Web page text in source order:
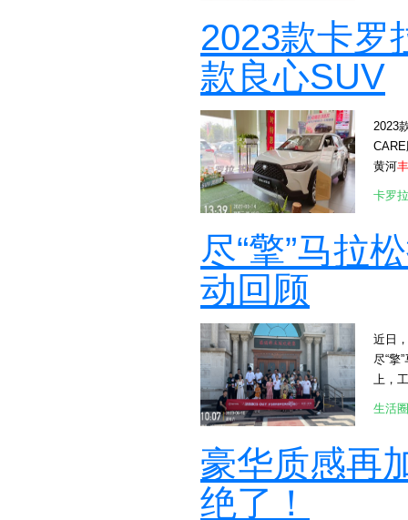
来更
2023款卡罗
款良心SUV
2023
黄河
规整
SUV
合成
位路
吸气
说，
信这
卡罗
尽“擎”马拉
动回顾
近日
尽“擎
上，
兰集
提供
作工
生活圈
豪华质感再
绝了！